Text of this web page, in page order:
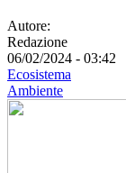
Autore:
Redazione
06/02/2024 - 03:42
Ecosistema
Ambiente